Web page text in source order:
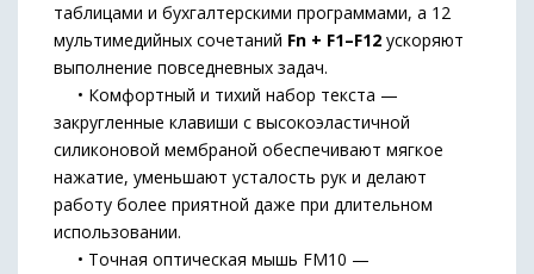
таблицами и бухгалтерскими программами, а 12
мультимедийных сочетаний Fn + F1–F12 ускоряют
выполнение повседневных задач.
• Комфортный и тихий набор текста —
закругленные клавиши с высокоэластичной
силиконовой мембраной обеспечивают мягкое
нажатие, уменьшают усталость рук и делают
работу более приятной даже при длительном
использовании.
• Точная оптическая мышь FM10 —